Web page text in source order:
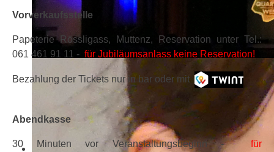
Vorverkaufsstelle
Papeterie Rössligass, Muttenz, Reservation unter Tel.:
061 461 91 11 - für Jubiläumsanlass keine Reservation!
Bezahlung der Tickets nur in bar oder mit
Abendkasse
30 Minuten vor Veranstaltungsbeginn - für